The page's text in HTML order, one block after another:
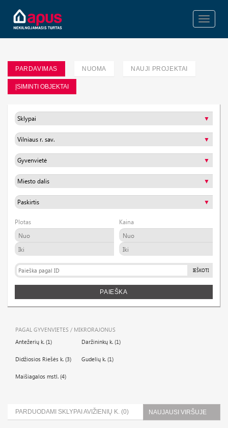
Toggle
PARDAVIMAS NUOMA NAUJI PROJEKTAI
ĮSIMINTI OBJEKTAI
Plotas Kaina
IEŠKOTI
PAIEŠKA
PAGAL GYVENVIETES / MIKRORAJONUS
Antežerių k. (1)
Daržininkų k. (1)
Didžiosios Riešės k. (3) Gudelių k. (1)
Maišiagalos mstl. (4)
PARDUODAMI SKLYPAI AVIŽIENIŲ K. (0) NAUJAUSI VIRŠUJE